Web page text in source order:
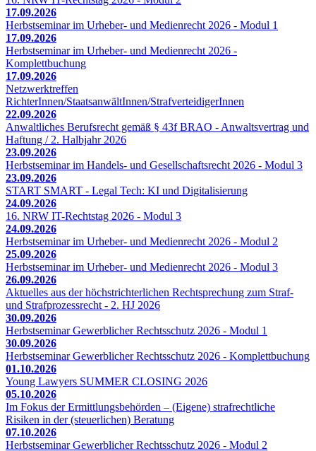
17.09.2026
Herbstseminar im Urheber- und Medienrecht 2026 - Modul 1
17.09.2026
Herbstseminar im Urheber- und Medienrecht 2026 -
Komplettbuchung
17.09.2026
Netzwerktreffen
RichterInnen/StaatsanwältInnen/StrafverteidigerInnen
22.09.2026
Anwaltliches Berufsrecht gemäß § 43f BRAO - Anwaltsvertrag und
Haftung / 2. Halbjahr 2026
23.09.2026
Herbstseminar im Handels- und Gesellschaftsrecht 2026 - Modul 3
23.09.2026
START SMART - Legal Tech: KI und Digitalisierung
24.09.2026
16. NRW IT-Rechtstag 2026 - Modul 3
24.09.2026
Herbstseminar im Urheber- und Medienrecht 2026 - Modul 2
25.09.2026
Herbstseminar im Urheber- und Medienrecht 2026 - Modul 3
26.09.2026
Aktuelles aus der höchstrichterlichen Rechtsprechung zum Straf-
und Strafprozessrecht - 2. HJ 2026
30.09.2026
Herbstseminar Gewerblicher Rechtsschutz 2026 - Modul 1
30.09.2026
Herbstseminar Gewerblicher Rechtsschutz 2026 - Komplettbuchung
01.10.2026
Young Lawyers SUMMER CLOSING 2026
05.10.2026
Im Fokus der Ermittlungsbehörden – (Eigene) strafrechtliche
Risiken in der (steuerlichen) Beratung
07.10.2026
Herbstseminar Gewerblicher Rechtsschutz 2026 - Modul 2